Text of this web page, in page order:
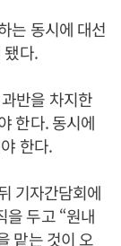
는 동시에 대선
됐다.
반을 차지한
한다. 동시에
한다.
기자간담회에
을 두고 “원내
맡는 것이 오